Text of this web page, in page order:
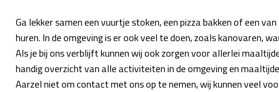
Ga lekker samen een vuurtje stoken, een pizza bakken of een
huren. In de omgeving is er ook veel te doen, zoals kanovaren,
Als je bij ons verblijft kunnen wij ook zorgen voor allerlei
handig overzicht van alle activiteiten in de omgeving en
Aarzel niet om contact met ons op te nemen, wij kunnen veel